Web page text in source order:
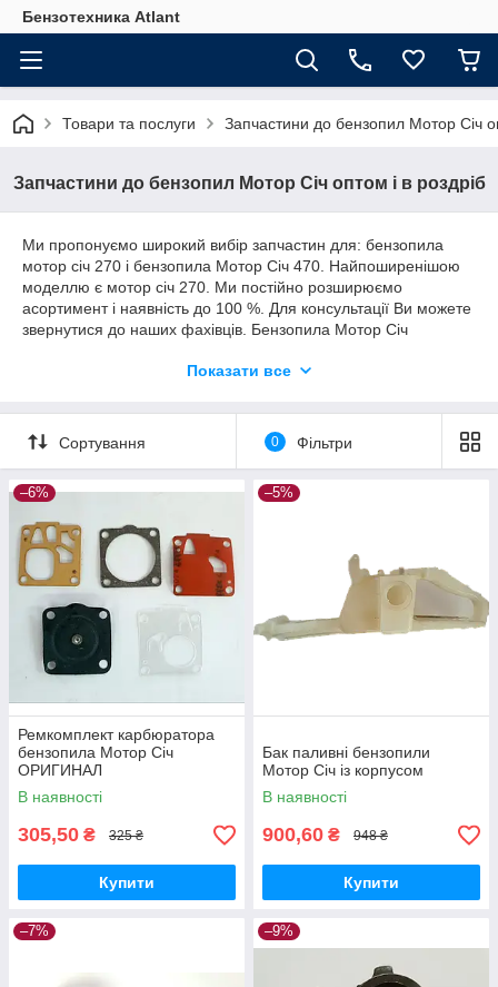
Бензотехника Atlant
Товари та послуги Запчастини до бензопил Мотор Січ
Запчастини до бензопил Мотор Січ оптом і в роздріб
Ми пропонуємо широкий вибір запчастин для: бензопила
мотор січ 270 і бензопила Мотор Січ 470. Найпоширенішою
моделлю є мотор січ 270. Ми постійно розширюємо
асортимент і наявність до 100 %. Для консультації Ви можете
звернутися до наших фахівців. Бензопила Мотор Січ
аналоги, ми підкажемо Вам як полегшити і удешивить ремонт
Показати все
Сортування 0 Фільтри
–6%
Ремкомплект карбюратора
бензопила Мотор Січ
ОРИГИНАЛ
В наявності
305,50 ₴ 325 ₴
Купити
–5%
Бак паливні бензопили
Мотор Січ із корпусом
В наявності
900,60 ₴ 948 ₴
Купити
–7% –9%